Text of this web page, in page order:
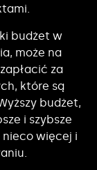
budżet w
może na
za
które są
budżet,
i szybsze
więcej i